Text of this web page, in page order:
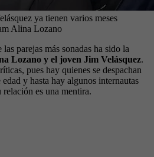
ya tienen varios meses
Alina Lozano
parejas más sonadas ha sido la
Lozano y el joven Jim Velásquez.
pues hay quienes se despachan
y hasta hay algunos internautas
relación es una mentira.